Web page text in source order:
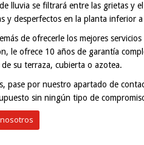
lluvia se filtrará entre las grietas y
y desperfectos en la planta inferior
de ofrecerle los mejores
le ofrece 10 años de garantía
su terraza, cubierta o azotea.
pase por nuestro apartado de
sin ningún tipo de